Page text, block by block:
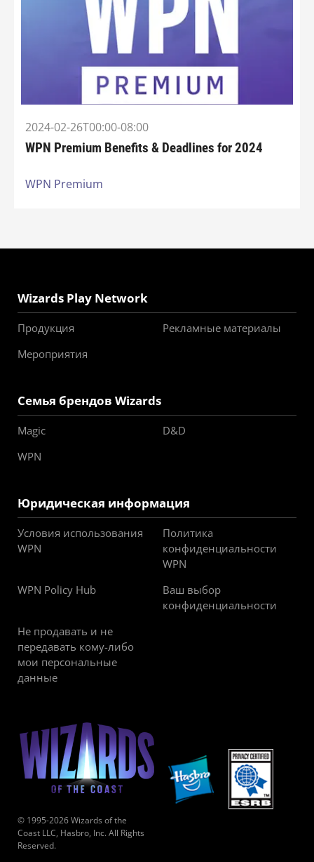
2024-02-26T00:00-08:00
WPN Premium Benefits & Deadlines for 2024
WPN Premium
Wizards Play Network
Продукция
Рекламные материалы
Мероприятия
Семья брендов Wizards
Magic
D&D
WPN
Юридическая информация
Условия использования
WPN
Политика
конфиденциальности
WPN
WPN Policy Hub
Ваш выбор
конфиденциальности
Не продавать и не
передавать кому-либо
мои персональные
данные
© 1995-2026 Wizards of the
Coast LLC, Hasbro, Inc. All Rights
Reserved.